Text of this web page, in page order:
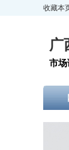
收藏本
广
市